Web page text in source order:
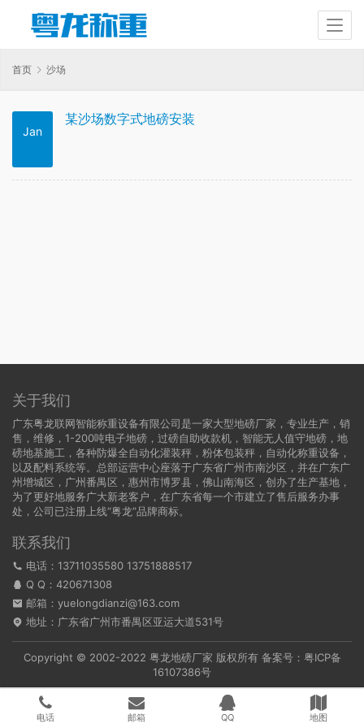
首页 沙场
Jan
某沙场数字式地磅安装
关于我们
广东粤龙联网智能称重设备有限公司是一家大型地磅厂家，专业生产，销
售，维修，1-200吨电子地磅，过磅自助收款机，智能无人值守地磅，地
磅地基施工，各种防爆全自动化灌装秤，粉体包装秤，自动化称重设备，
以及配料系统等。总部运营中心座落于广东省广州市南沙区，并在广东广
州增城区，广州番禺区，惠州市博罗县，佛山南海区，创办了生产基地，
为了更好地服务广大新老客户，在广东省每一个市建立了售后服务办事
处，公司已注册上线“粤龙”品牌商标。
联系我们
电话：13711035580 13751888517
Q Q： 420671308
邮箱：yuelongdianzi@163.com
地址：广东省广州市番禺区亚运大道531号
Copyright © 2002-2022 粤龙地磅厂家 版权所有 备案号： 粤ICP备
16107386号
电话 邮箱 QQ 地图